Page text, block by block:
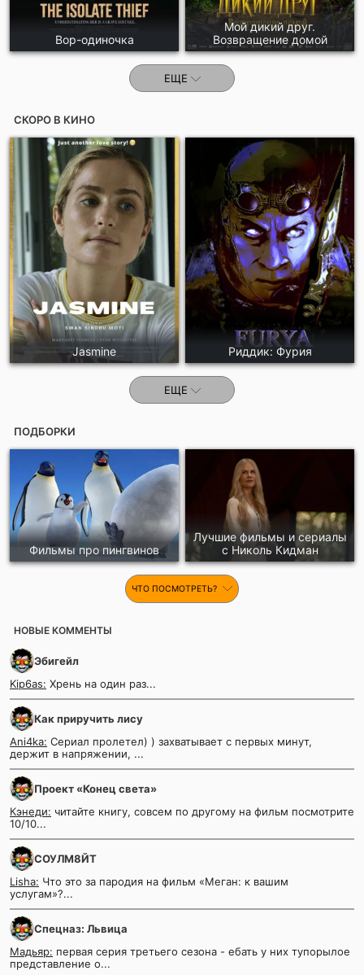
Вор-одиночка
Мой дикий друг.
Возвращение домой
ЕЩЕ
СКОРО В КИНО
Jasmine Риддик: Фурия
ЕЩЕ
ПОДБОРКИ
Фильмы про пингвинов
Лучшие фильмы и сериалы
с Николь Кидман
ЧТО ПОСМОТРЕТЬ?
НОВЫЕ КОММЕНТЫ
Эбигейл
Kip6as: Хрень на один раз...
Как приручить лису
Ani4ka: Сериал пролетел) ) захватывает с первых минут,
держит в напряжении, ...
Проект «Конец света»
Кэнеди: читайте книгу, совсем по другому на фильм посмотрите
10/10...
СОУЛМ8ЙТ
Lisha: Что это за пародия на фильм «Меган: к вашим
услугам»?...
Спецназ: Львица
Мадьяр: первая серия третьего сезона - ебать у них тупорылое
представление о...